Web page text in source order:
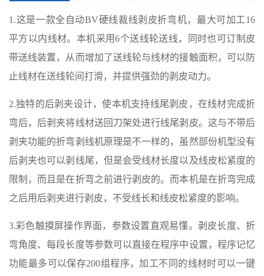
1.这是一款全自动BV硬线裁线剥皮折弯机，最大可加工16
平方以内线材。本机采用6个送线轮送线，同时也可订制皮
带送线装置，从而增加了送线轮与线材的接触面积，可以防
止线材在送线轮间打滑，并提供强劲的剥皮动力。
2.独特的后剥夹设计，使本机支持线尾剥皮，在线材完成折
弯后，后剥夹将线材送回刀架处进行线尾剥皮。这与不带后
剥夹功能的折弯剥线机原理是不一样的，虽然部份机型没有
后剥夹也可以剥线尾，但是会受线材长度以及线皮松紧度的
限制，而且是在折弯之前进行剥皮的。而本机是在折弯完成
之后用后剥夹进行剥皮，不受线长和线皮松紧度的影响。
3.彩色触摸屏操作界面，参数设置直观易懂。剥皮长度、折
弯角度、每段长度等参数可以直接在程序中设置，程序记忆
功能最多可以保存200组程序，加工不同的线材时可以一键